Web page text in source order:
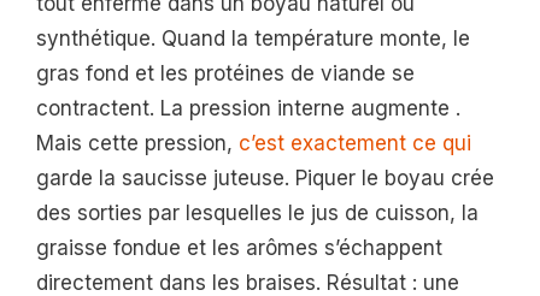
synthétique. Quand la température monte, le
gras fond et les protéines de viande se
contractent. La pression interne augmente .
Mais cette pression, c’est exactement ce qui
garde la saucisse juteuse. Piquer le boyau crée
des sorties par lesquelles le jus de cuisson, la
graisse fondue et les arômes s’échappent
directement dans les braises. Résultat : une